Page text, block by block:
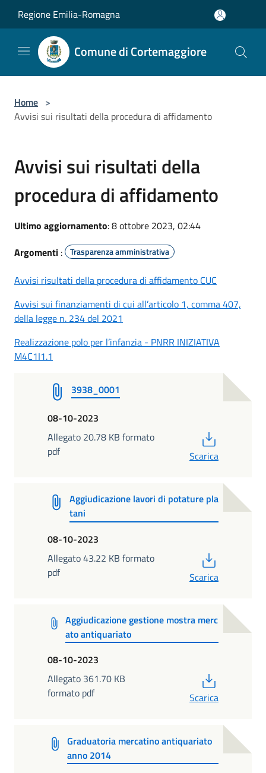
Regione Emilia-Romagna
Comune di Cortemaggiore
Home >
Avvisi sui risultati della procedura di affidamento
Avvisi sui risultati della
procedura di affidamento
Ultimo aggiornamento: 8 ottobre 2023, 02:44
Argomenti : Trasparenza amministrativa
Avvisi risultati della procedura di affidamento CUC
Avvisi sui finanziamenti di cui all’articolo 1, comma 407,
della legge n. 234 del 2021
Realizzazione polo per l’infanzia - PNRR INIZIATIVA
M4C1I1.1
3938_0001
08-10-2023
Allegato 20.78 KB formato
pdf
Scarica
Aggiudicazione lavori di potature pla
tani
08-10-2023
Allegato 43.22 KB formato
pdf
Scarica
Aggiudicazione gestione mostra merc
ato antiquariato
08-10-2023
Allegato 361.70 KB
formato pdf
Scarica
Graduatoria mercatino antiquariato
anno 2014